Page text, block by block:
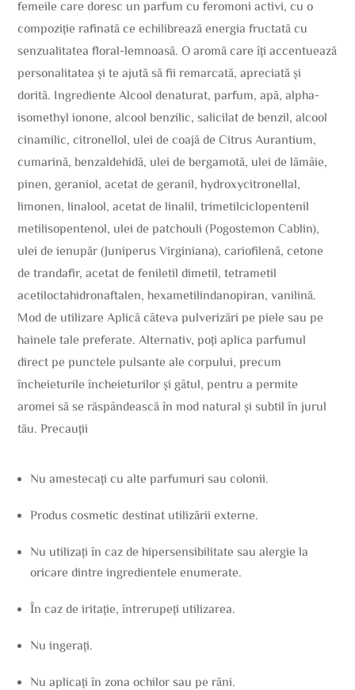
femeile care doresc un parfum cu feromoni activi, cu o
compoziție rafinată ce echilibrează energia fructată cu
senzualitatea floral-lemnoasă. O aromă care îți accentuează
personalitatea și te ajută să fii remarcată, apreciată și
dorită. Ingrediente Alcool denaturat, parfum, apă, alpha-
isomethyl ionone, alcool benzilic, salicilat de benzil, alcool
cinamilic, citronellol, ulei de coajă de Citrus Aurantium,
cumarină, benzaldehidă, ulei de bergamotă, ulei de lămâie,
pinen, geraniol, acetat de geranil, hydroxycitronellal,
limonen, linalool, acetat de linalil, trimetilciclopentenil
metilisopentenol, ulei de patchouli (Pogostemon Cablin),
ulei de ienupăr (Juniperus Virginiana), cariofilenă, cetone
de trandafir, acetat de feniletil dimetil, tetrametil
acetiloctahidronaftalen, hexametilindanopiran, vanilină.
Mod de utilizare Aplică câteva pulverizări pe piele sau pe
hainele tale preferate. Alternativ, poți aplica parfumul
direct pe punctele pulsante ale corpului, precum
încheieturile încheieturilor și gâtul, pentru a permite
aromei să se răspândească în mod natural și subtil în jurul
tău. Precauții
Nu amestecați cu alte parfumuri sau colonii.
Produs cosmetic destinat utilizării externe.
Nu utilizați în caz de hipersensibilitate sau alergie la
oricare dintre ingredientele enumerate.
În caz de iritație, întrerupeți utilizarea.
Nu ingerați.
Nu aplicați în zona ochilor sau pe răni.